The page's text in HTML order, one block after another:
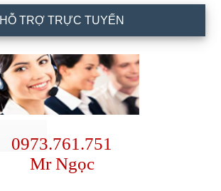
HỖ TRỢ TRỰC TUYẾN
0973.761.751
Mr Ngọc